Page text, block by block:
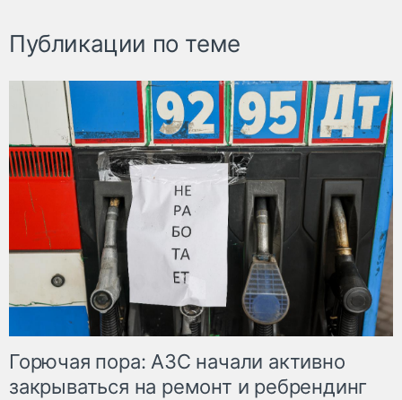
Публикации по теме
Горючая пора: АЗС начали активно
закрываться на ремонт и ребрендинг